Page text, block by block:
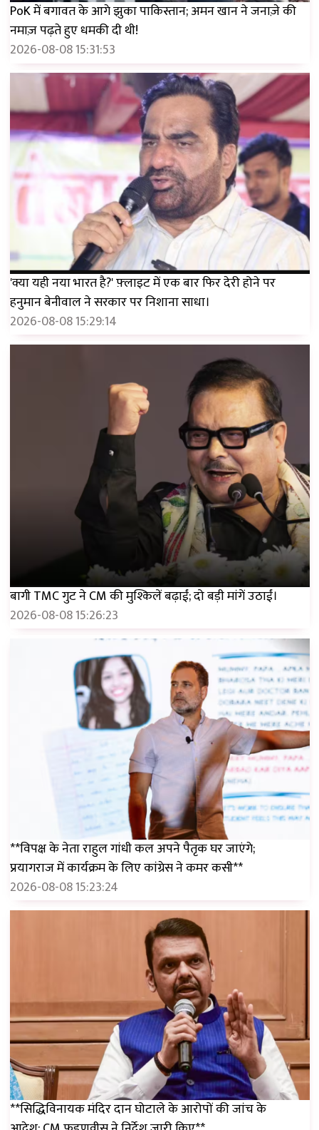
PoK में बगावत के आगे झुका पाकिस्तान; अमन खान ने जनाज़े की
नमाज़ पढ़ते हुए धमकी दी थी!
2026-08-08 15:31:53
'क्या यही नया भारत है?' फ़्लाइट में एक बार फिर देरी होने पर
हनुमान बेनीवाल ने सरकार पर निशाना साधा।
2026-08-08 15:29:14
बागी TMC गुट ने CM की मुश्किलें बढ़ाईं; दो बड़ी मांगें उठाईं।
2026-08-08 15:26:23
**विपक्ष के नेता राहुल गांधी कल अपने पैतृक घर जाएंगे;
प्रयागराज में कार्यक्रम के लिए कांग्रेस ने कमर कसी**
2026-08-08 15:23:24
**सिद्धिविनायक मंदिर दान घोटाले के आरोपों की जांच के